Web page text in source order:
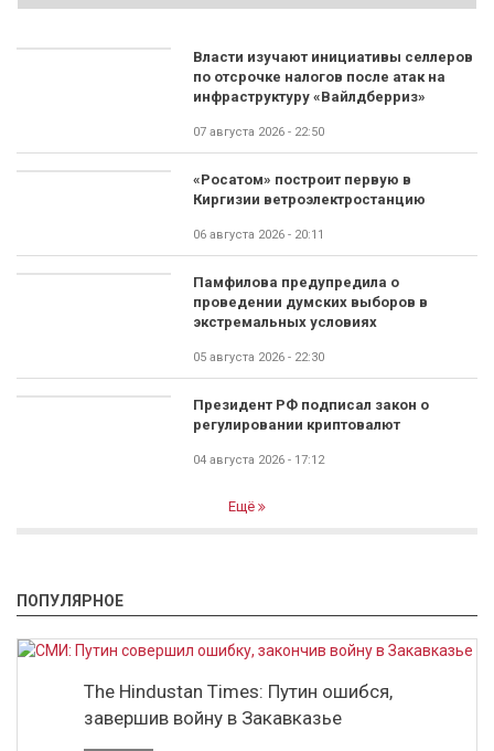
Власти изучают инициативы селлеров
по отсрочке налогов после атак на
инфраструктуру «Вайлдберриз»
07 августа 2026 - 22:50
«Росатом» построит первую в
Киргизии ветроэлектростанцию
06 августа 2026 - 20:11
Памфилова предупредила о
проведении думских выборов в
экстремальных условиях
05 августа 2026 - 22:30
Президент РФ подписал закон о
регулировании криптовалют
04 августа 2026 - 17:12
Ещё
ПОПУЛЯРНОЕ
The Hindustan Times: Путин ошибся,
завершив войну в Закавказье